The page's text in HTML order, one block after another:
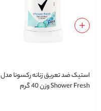
استیک ضد تعریق زنانه رکسونا مدل
Shower Fresh وزن 40 گرم